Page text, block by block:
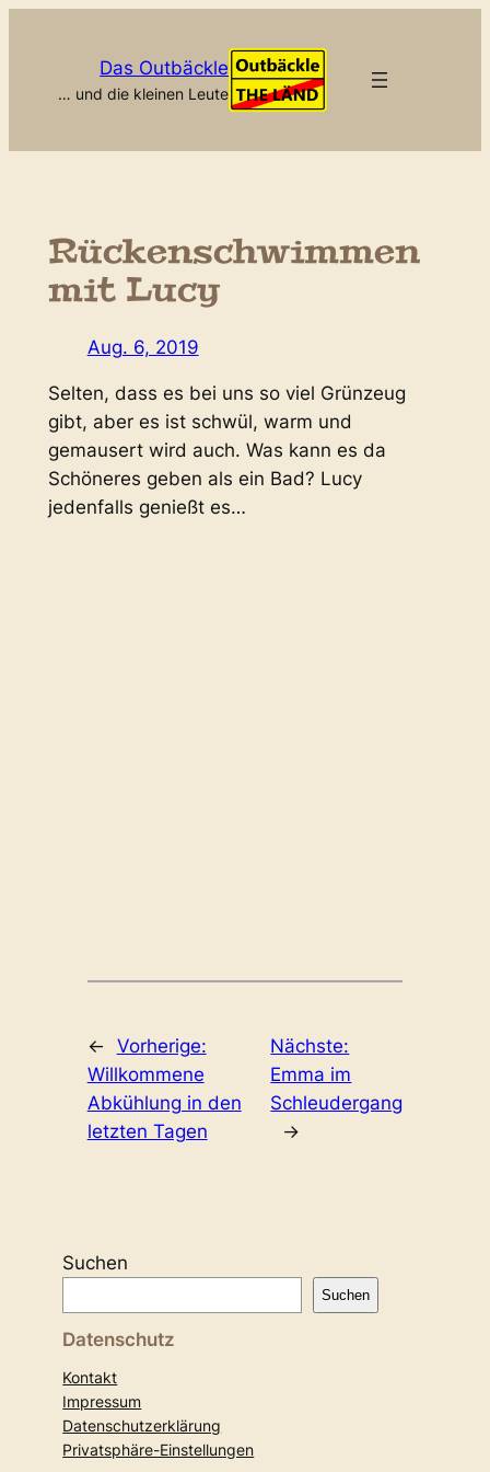
Das Outbäckle
… und die kleinen Leute
Rückenschwimmen
mit Lucy
Aug. 6, 2019
Selten, dass es bei uns so viel Grünzeug
gibt, aber es ist schwül, warm und
gemausert wird auch. Was kann es da
Schöneres geben als ein Bad? Lucy
jedenfalls genießt es…
← Vorherige:
Willkommene
Abkühlung in den
letzten Tagen
Nächste:
Emma im
Schleudergang
→
Suchen
Suchen
Datenschutz
Kontakt
Impressum
Datenschutzerklärung
Privatsphäre-Einstellungen